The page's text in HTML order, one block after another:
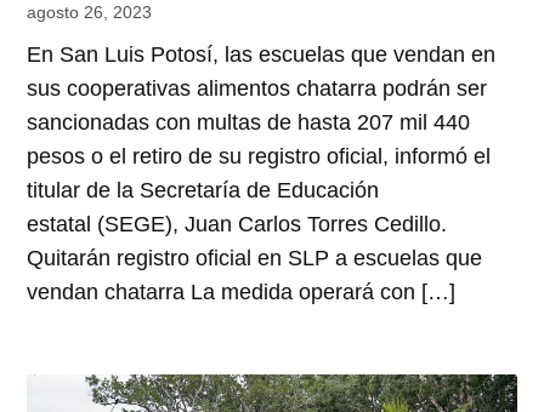
agosto 26, 2023
En San Luis Potosí, las escuelas que vendan en
sus cooperativas alimentos chatarra podrán ser
sancionadas con multas de hasta 207 mil 440
pesos o el retiro de su registro oficial, informó el
titular de la Secretaría de Educación
estatal (SEGE), Juan Carlos Torres Cedillo.
Quitarán registro oficial en SLP a escuelas que
vendan chatarra La medida operará con […]